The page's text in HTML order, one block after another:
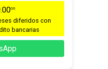
00
diferidos con
bancarias